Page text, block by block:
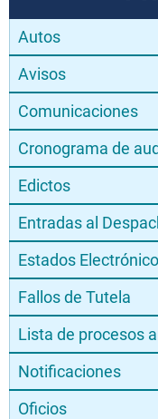
Autos
Avisos
Comunicaciones
Cronograma de
Edictos
Entradas al
Estados
Fallos de Tutela
Lista de procesos
Notificaciones
Oficios